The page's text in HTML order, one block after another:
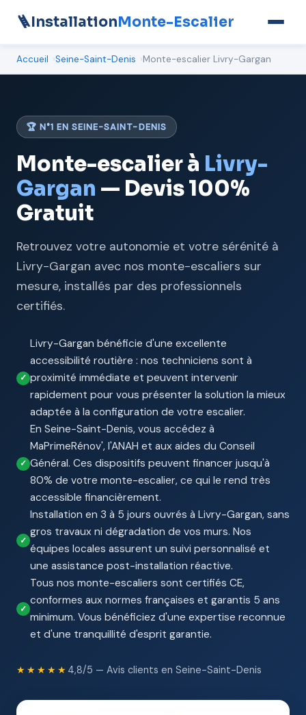
🪜InstallationMonte-Escalier
Accueil Seine-Saint-Denis Monte-escalier Livry-Gargan
🏆 N°1 EN SEINE-SAINT-DENIS
Monte-escalier à Livry-
Gargan — Devis 100%
Gratuit
Retrouvez votre autonomie et votre sérénité à
Livry-Gargan avec nos monte-escaliers sur
mesure, installés par des professionnels
certifiés.
Livry-Gargan bénéficie d'une excellente
accessibilité routière : nos techniciens sont à
proximité immédiate et peuvent intervenir
rapidement pour vous présenter la solution la mieux
adaptée à la configuration de votre escalier.
En Seine-Saint-Denis, vous accédez à
MaPrimeRénov', l'ANAH et aux aides du Conseil
Général. Ces dispositifs peuvent financer jusqu'à
80% de votre monte-escalier, ce qui le rend très
accessible financièrement.
Installation en 3 à 5 jours ouvrés à Livry-Gargan, sans
gros travaux ni dégradation de vos murs. Nos
équipes locales assurent un suivi personnalisé et
une assistance post-installation réactive.
Tous nos monte-escaliers sont certifiés CE,
conformes aux normes françaises et garantis 5 ans
minimum. Vous bénéficiez d'une expertise reconnue
et d'une tranquillité d'esprit garantie.
★★★★★ 4,8/5 — Avis clients en Seine-Saint-Denis